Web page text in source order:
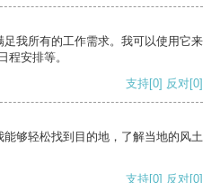
我所有的工作需求。我可以使用它来
程安排等。
支持[0] 反对[0]
够轻松找到目的地，了解当地的风土
支持[0] 反对[0]